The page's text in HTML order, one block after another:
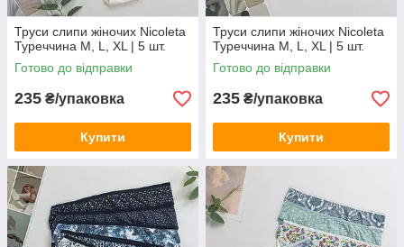
Труси слипи жіночих Nicoleta
Туреччина M, L, XL | 5 шт.
Готово до відправки
235 ₴/упаковка
Купити
Труси слипи жіночих Nicoleta
Туреччина M, L, XL | 5 шт.
Готово до відправки
235 ₴/упаковка
Купити